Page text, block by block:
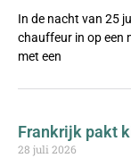
In de nacht van 25
chauffeur in op een
met een
Frankrijk pakt
28 juli 2026